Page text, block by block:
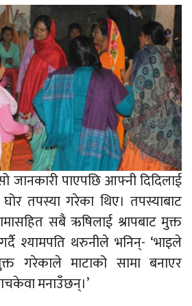
जानकारी पाएपछि आफ्नी दिदिलाई
तपस्या गरेका थिए। तपस्याबाट
सबै ऋषिलाई श्रापबाट मुक्त
श्यामपति थरुनीले भनिन्- ‘भाइले
गरेकाले माटाको सामा बनाएर
मनाउँछन्।’